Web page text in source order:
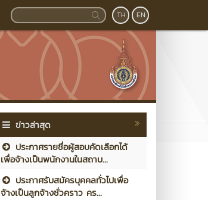
TH EN
ข่าวล่าสุด
ประกาศรายชื่อผู้สอบคัดเลือกได้
เพื่อจ้างเป็นพนักงานในสถาบ...
ประกาศรับสมัครบุคคลทั่วไปเพื่อ
จ้างเป็นลูกจ้างชั่วคราว คร...